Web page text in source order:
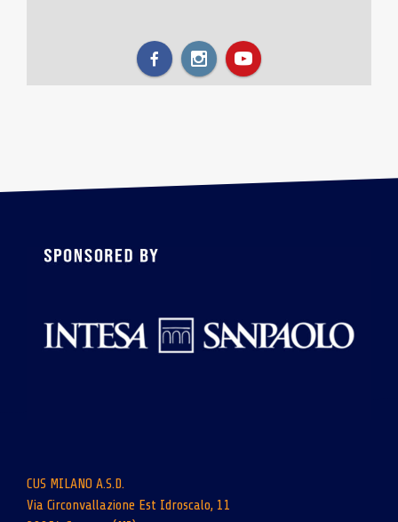
CUS MILANO A.S.D.
Via Circonvallazione Est Idroscalo, 11